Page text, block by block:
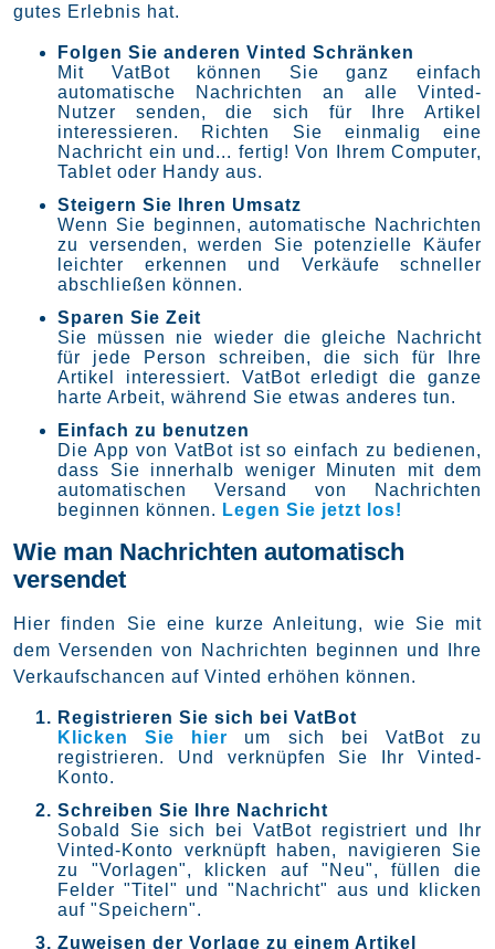
gutes Erlebnis hat.
Folgen Sie anderen Vinted Schränken
Mit VatBot können Sie ganz einfach
automatische Nachrichten an alle Vinted-
Nutzer senden, die sich für Ihre Artikel
interessieren. Richten Sie einmalig eine
Nachricht ein und... fertig! Von Ihrem Computer,
Tablet oder Handy aus.
Steigern Sie Ihren Umsatz
Wenn Sie beginnen, automatische Nachrichten
zu versenden, werden Sie potenzielle Käufer
leichter erkennen und Verkäufe schneller
abschließen können.
Sparen Sie Zeit
Sie müssen nie wieder die gleiche Nachricht
für jede Person schreiben, die sich für Ihre
Artikel interessiert. VatBot erledigt die ganze
harte Arbeit, während Sie etwas anderes tun.
Einfach zu benutzen
Die App von VatBot ist so einfach zu bedienen,
dass Sie innerhalb weniger Minuten mit dem
automatischen Versand von Nachrichten
beginnen können. Legen Sie jetzt los!
Wie man Nachrichten automatisch
versendet
Hier finden Sie eine kurze Anleitung, wie Sie mit
dem Versenden von Nachrichten beginnen und Ihre
Verkaufschancen auf Vinted erhöhen können.
Registrieren Sie sich bei VatBot
Klicken Sie hier um sich bei VatBot zu
registrieren. Und verknüpfen Sie Ihr Vinted-
Konto.
Schreiben Sie Ihre Nachricht
Sobald Sie sich bei VatBot registriert und Ihr
Vinted-Konto verknüpft haben, navigieren Sie
zu "Vorlagen", klicken auf "Neu", füllen die
Felder "Titel" und "Nachricht" aus und klicken
auf "Speichern".
Zuweisen der Vorlage zu einem Artikel